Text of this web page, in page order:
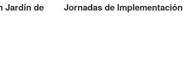
Jardín de
Jornadas de